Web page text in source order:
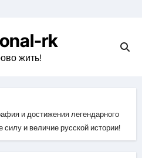
rk
жить!
и достижения легендарного
силу и величие русской истории!